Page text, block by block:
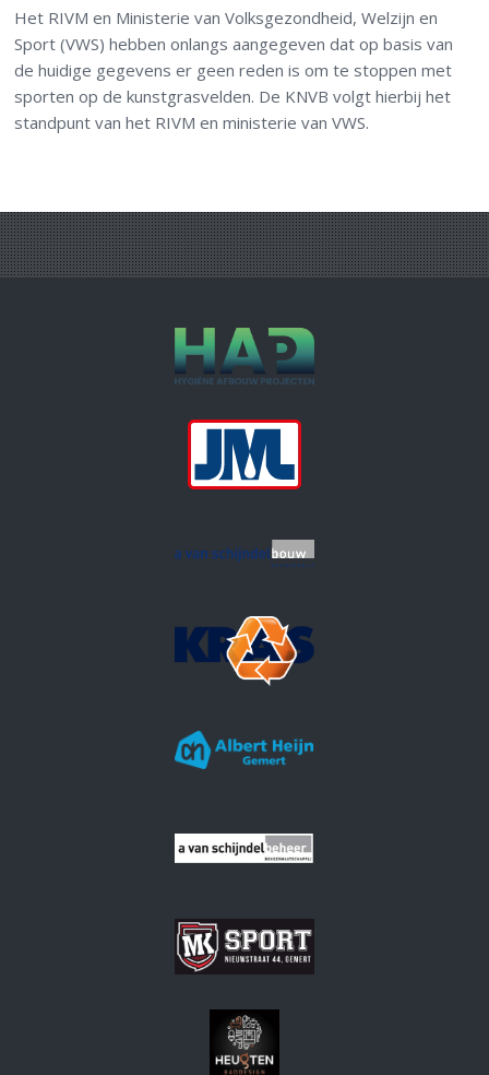
Het RIVM en Ministerie van Volksgezondheid, Welzijn en
Sport (VWS) hebben onlangs aangegeven dat op basis van
de huidige gegevens er geen reden is om te stoppen met
sporten op de kunstgrasvelden. De KNVB volgt hierbij het
standpunt van het RIVM en ministerie van VWS.